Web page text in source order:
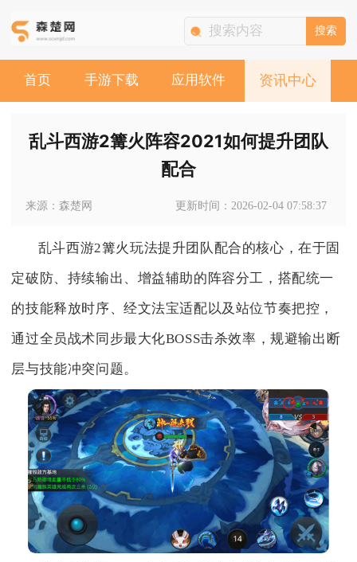
搜索
首页 手游下载 应用软件 资讯中心
乱斗西游2篝火阵容2021如何提升团队
配合
来源：森楚网 更新时间：2026-02-04 07:58:37
乱斗西游2篝火玩法提升团队配合的核心，在于固
定破防、持续输出、增益辅助的阵容分工，搭配统一
的技能释放时序、经文法宝适配以及站位节奏把控，
通过全员战术同步最大化BOSS击杀效率，规避输出断
层与技能冲突问题。